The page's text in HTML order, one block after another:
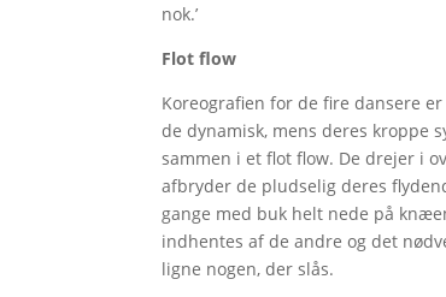
nok.’
Flot flow
Koreografien for de fire dansere
de dynamisk, mens deres kroppe
sammen i et flot flow. De drejer i
afbryder de pludselig deres
gange med buk helt nede på
indhentes af de andre og det
ligne nogen, der slås.